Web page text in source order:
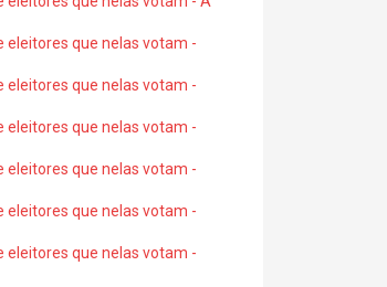
eleitores que nelas votam -
eleitores que nelas votam -
eleitores que nelas votam -
eleitores que nelas votam -
eleitores que nelas votam -
eleitores que nelas votam -